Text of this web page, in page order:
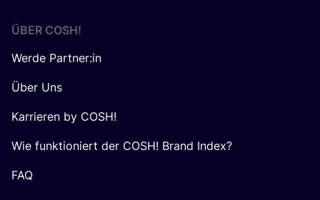
ÜBER COSH!
Werde Partner:in
Über Uns
Karrieren by COSH!
Wie funktioniert der COSH! Brand Index?
FAQ